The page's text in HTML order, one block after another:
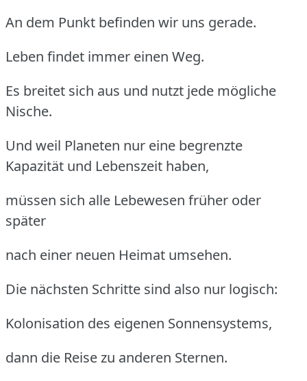
An dem Punkt befinden wir uns gerade.
Leben findet immer einen Weg.
Es breitet sich aus und nutzt jede mögliche
Nische.
Und weil Planeten nur eine begrenzte
Kapazität und Lebenszeit haben,
müssen sich alle Lebewesen früher oder
später
nach einer neuen Heimat umsehen.
Die nächsten Schritte sind also nur logisch:
Kolonisation des eigenen Sonnensystems,
dann die Reise zu anderen Sternen.